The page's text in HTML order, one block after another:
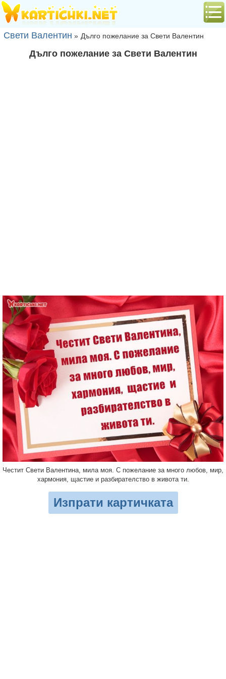
Свети Валентин » Дълго пожелание за Свети Валентин
Дълго пожелание за Свети Валентин
Честит Свети Валентина, мила моя. С пожелание за много любов, мир,
хармония, щастие и разбирателство в живота ти.
Изпрати картичката